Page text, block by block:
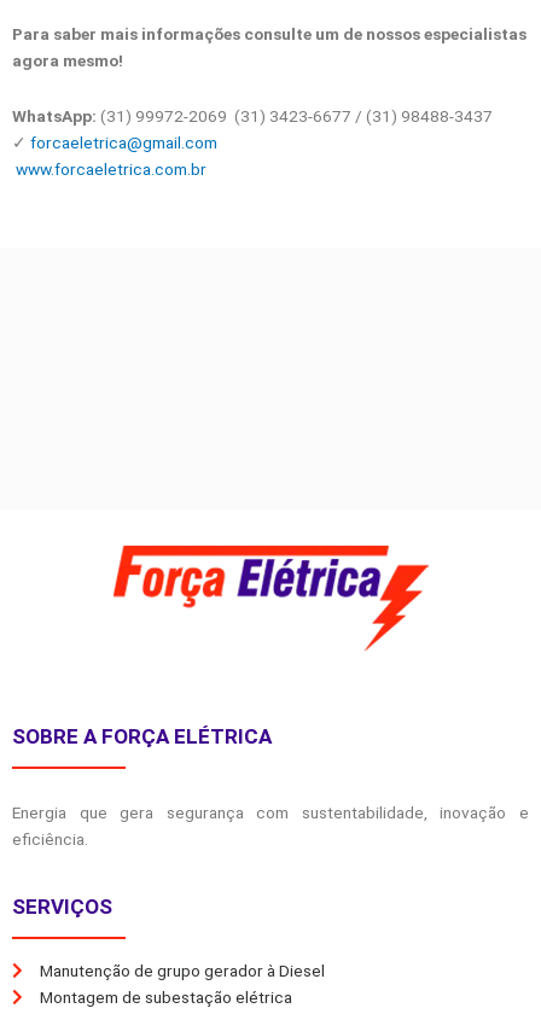
Para saber mais informações consulte um de nossos especialistas
agora mesmo!
WhatsApp: (31) 99972-2069 (31) 3423-6677 / (31) 98488-3437
✓ forcaeletrica@gmail.com
www.forcaeletrica.com.br
SOBRE A FORÇA ELÉTRICA
Energia que gera segurança com sustentabilidade, inovação e
eficiência.
SERVIÇOS
Manutenção de grupo gerador à Diesel
Montagem de subestação elétrica